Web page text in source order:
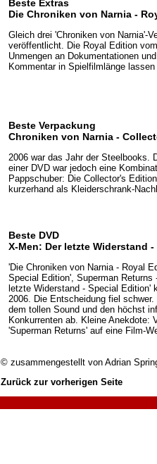
Beste Extras
Die Chroniken von Narnia -
Gleich drei 'Chroniken von Narnia'-
veröffentlicht. Die Royal Edition
Unmengen an Dokumentationen
Kommentar in Spielfilmlänge
Beste Verpackung
Chroniken von Narnia -
2006 war das Jahr der Steelbooks.
einer DVD war jedoch eine
Pappschuber: Die Collector's
kurzerhand als Kleiderschrank-
Beste DVD
X-Men: Der letzte Widerstand
'Die Chroniken von Narnia - Royal
Special Edition', Superman
letzte Widerstand - Special
2006. Die Entscheidung fiel
dem tollen Sound und den höchst
Konkurrenten ab. Kleine Anekdote:
'Superman Returns' auf eine Film-
© zusammengestellt von Adrian
Zurück zur vorherigen Seite